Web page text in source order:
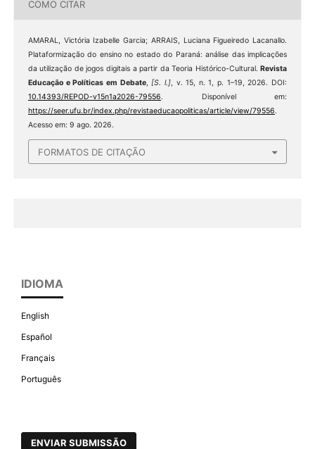
COMO CITAR
AMARAL, Victória Izabelle Garcia; ARRAIS, Luciana Figueiredo Lacanallo.
Plataformização do ensino no estado do Paraná: análise das implicações
da utilização de jogos digitais a partir da Teoria Histórico-Cultural.Revista
Educação e Políticas em Debate,[S. l.], v. 15, n. 1, p. 1–19, 2026. DOI:
10.14393/REPOD-v15n1a2026-79556. Disponível em:
https://seer.ufu.br/index.php/revistaeducaopoliticas/article/view/79556.
Acesso em: 9 ago. 2026.
FORMATOS DE CITAÇÃO
IDIOMA
English
Español
Français
Português
ENVIAR SUBMISSÃO